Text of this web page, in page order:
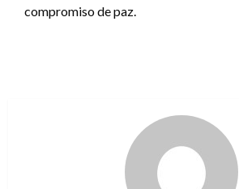
compromiso de paz.